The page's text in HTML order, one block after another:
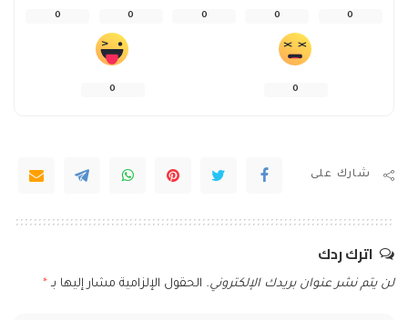
0
0
0
0
0
0
0
شارك على
اترك ردك
لن يتم نشر عنوان بريدك الإلكتروني. الحقول الإلزامية مشار إليها بـ *